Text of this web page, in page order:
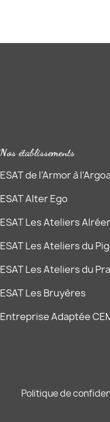
Nos établissements
ESAT de l'Armor à
ESAT Alter Ego
ESAT Les Ateliers
ESAT Les Ateliers du
ESAT Les Ateliers du
ESAT Les Bruyères
Entreprise Adaptée
Politique de